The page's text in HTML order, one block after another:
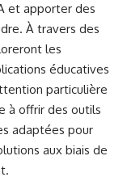
et apporter des
À travers des
les
éducatives
particulière
à offrir des outils
adaptées pour
aux biais de